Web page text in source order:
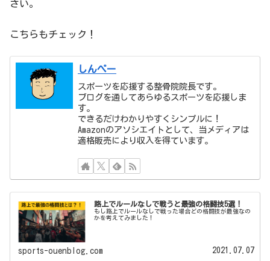
さい。
こちらもチェック！
しんぺー
スポーツを応援する整骨院院長です。
ブログを通してあらゆるスポーツを応援しま
す。
できるだけわかりやすくシンプルに！
Amazonのアソシエイトとして、当メディアは
適格販売により収入を得ています。
路上でルールなしで戦うと最強の格闘技5選！
もし路上でルールなしで戦った場合どの格闘技が最強なの
かを考えてみました！
sports-ouenblog.com 2021.07.07